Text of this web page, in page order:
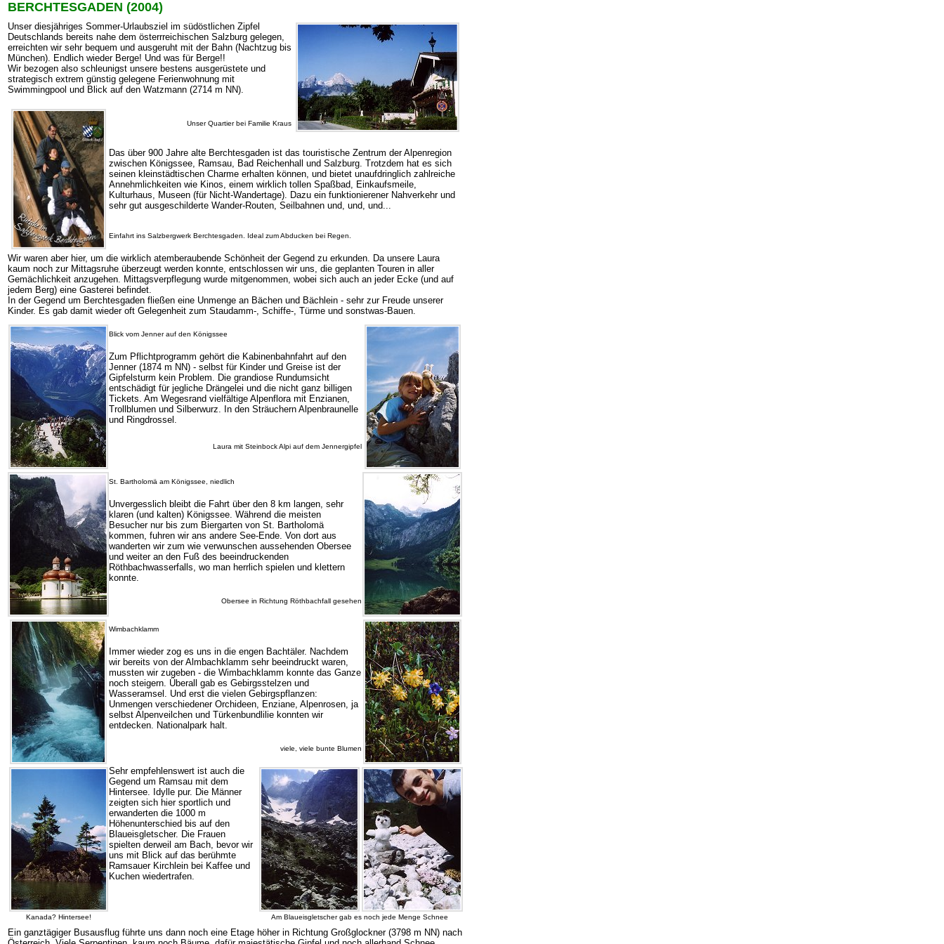
BERCHTESGADEN (2004)
Unser diesjähriges Sommer-Urlaubsziel im südöstlichen Zipfel
Deutschlands bereits nahe dem österrreichischen Salzburg gelegen,
erreichten wir sehr bequem und ausgeruht mit der Bahn (Nachtzug bis
München). Endlich wieder Berge! Und was für Berge!!
Wir bezogen also schleunigst unsere bestens ausgerüstete und
strategisch extrem günstig gelegene Ferienwohnung mit
Swimmingpool und Blick auf den Watzmann (2714 m NN).
Unser Quartier bei Familie Kraus
Das über 900 Jahre alte Berchtesgaden ist das touristische Zentrum der Alpenregion
zwischen Königssee, Ramsau, Bad Reichenhall und Salzburg. Trotzdem hat es sich
seinen kleinstädtischen Charme erhalten können, und bietet unaufdringlich zahlreiche
Annehmlichkeiten wie Kinos, einem wirklich tollen Spaßbad, Einkaufsmeile,
Kulturhaus, Museen (für Nicht-Wandertage). Dazu ein funktionierener Nahverkehr und
sehr gut ausgeschilderte Wander-Routen, Seilbahnen und, und, und...
Einfahrt ins Salzbergwerk Berchtesgaden. Ideal zum Abducken bei Regen.
Wir waren aber hier, um die wirklich atemberaubende Schönheit der Gegend zu erkunden. Da unsere Laura
kaum noch zur Mittagsruhe überzeugt werden konnte, entschlossen wir uns, die geplanten Touren in aller
Gemächlichkeit anzugehen. Mittagsverpflegung wurde mitgenommen, wobei sich auch an jeder Ecke (und auf
jedem Berg) eine Gasterei befindet.
In der Gegend um Berchtesgaden fließen eine Unmenge an Bächen und Bächlein - sehr zur Freude unserer
Kinder. Es gab damit wieder oft Gelegenheit zum Staudamm-, Schiffe-, Türme und sonstwas-Bauen.
Blick vom Jenner auf den Königssee
Zum Pflichtprogramm gehört die Kabinenbahnfahrt auf den
Jenner (1874 m NN) - selbst für Kinder und Greise ist der
Gipfelsturm kein Problem. Die grandiose Rundumsicht
entschädigt für jegliche Drängelei und die nicht ganz billigen
Tickets. Am Wegesrand vielfältige Alpenflora mit Enzianen,
Trollblumen und Silberwurz. In den Sträuchern Alpenbraunelle
und Ringdrossel.
Laura mit Steinbock Alpi auf dem Jennergipfel
St. Bartholomä am Königssee, niedlich
Unvergesslich bleibt die Fahrt über den 8 km langen, sehr
klaren (und kalten) Königssee. Während die meisten
Besucher nur bis zum Biergarten von St. Bartholomä
kommen, fuhren wir ans andere See-Ende. Von dort aus
wanderten wir zum wie verwunschen aussehenden Obersee
und weiter an den Fuß des beeindruckenden
Röthbachwasserfalls, wo man herrlich spielen und klettern
konnte.
Obersee in Richtung Röthbachfall gesehen
Wimbachklamm
Immer wieder zog es uns in die engen Bachtäler. Nachdem
wir bereits von der Almbachklamm sehr beeindruckt waren,
mussten wir zugeben - die Wimbachklamm konnte das Ganze
noch steigern. Überall gab es Gebirgsstelzen und
Wasseramsel. Und erst die vielen Gebirgspflanzen:
Unmengen verschiedener Orchideen, Enziane, Alpenrosen, ja
selbst Alpenveilchen und Türkenbundlilie konnten wir
entdecken. Nationalpark halt.
viele, viele bunte Blumen
Sehr empfehlenswert ist auch die
Gegend um Ramsau mit dem
Hintersee. Idylle pur. Die Männer
zeigten sich hier sportlich und
erwanderten die 1000 m
Höhenunterschied bis auf den
Blaueisgletscher. Die Frauen
spielten derweil am Bach, bevor wir
uns mit Blick auf das berühmte
Ramsauer Kirchlein bei Kaffee und
Kuchen wiedertrafen.
Kanada? Hintersee! Am Blaueisgletscher gab es noch jede Menge Schnee
Ein ganztägiger Busausflug führte uns dann noch eine Etage höher in Richtung Großglockner (3798 m NN) nach